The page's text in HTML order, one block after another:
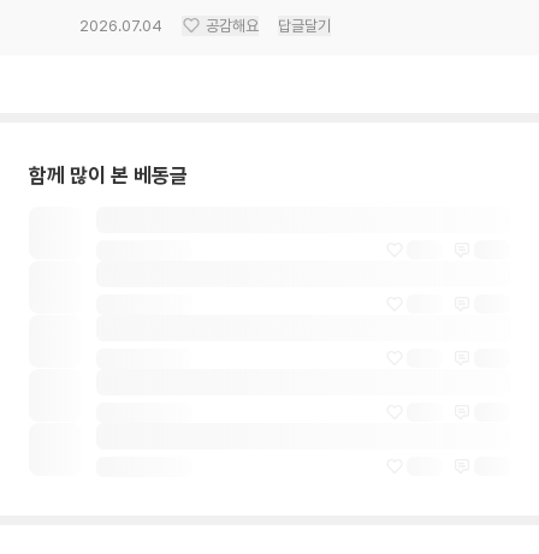
2026.07.04 공감해요 답글달기
함께 많이 본 베동글